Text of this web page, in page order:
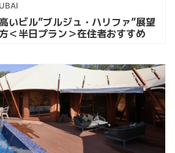
いビル”ブルジュ・ハリファ”展望
＜半日プラン＞在住者おすすめ